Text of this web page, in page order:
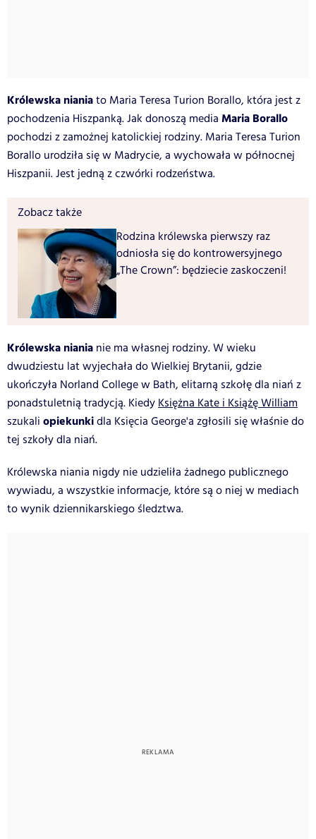
Królewska nianiato Maria Teresa Turion Borallo, która jest z
pochodzenia Hiszpanką. Jak donoszą media Maria Borallo
pochodzi z zamożnej katolickiej rodziny. Maria Teresa Turion
Borallo urodziła się w Madrycie, a wychowała w północnej
Hiszpanii. Jest jedną z czwórki rodzeństwa.
Zobacz także
Rodzina królewska pierwszy raz
odniosła się do kontrowersyjnego
„The Crown”: będziecie zaskoczeni!
Królewska niania nie ma własnej rodziny. W wieku
dwudziestu lat wyjechała do Wielkiej Brytanii, gdzie
ukończyła Norland College w Bath, elitarną szkołę dla niań z
ponadstuletnią tradycją. KiedyKsiężna Kate i Książę William
szukali opiekunkidla Księcia George'a zgłosili się właśnie do
tej szkoły dla niań.
Królewska niania nigdy nie udzieliła żadnego publicznego
wywiadu, a wszystkie informacje, które są o niej w mediach
to wynik dziennikarskiego śledztwa.